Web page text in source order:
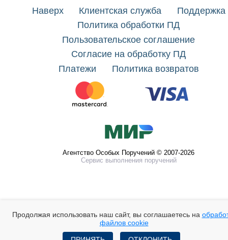
Продолжая использовать наш сайт, вы соглашаетесь на
файлов cookie
Наверх Клиентская служба
Поддержка
Политика обработки ПД
Пользовательское соглашение
Согласие на обработку ПД
Платежи
Политика возвратов
Агентство Особых Поручений © 2007-2026
Сервис выполнения поручений